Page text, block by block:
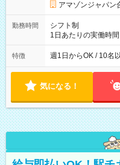
アマゾンジャパン
勤務時間
シフト制
1日あたりの実働時間
社後、就業可能シフ
特徴 週1日からOK / 10名
気になる！